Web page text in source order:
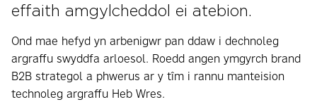
effaith amgylcheddol ei atebion.
Ond mae hefyd yn arbenigwr pan ddaw i dechnoleg
argraffu swyddfa arloesol. Roedd angen ymgyrch brand
B2B strategol a phwerus ar y tîm i rannu manteision
technoleg argraffu Heb Wres.